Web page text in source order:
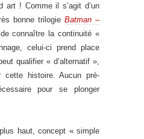
art ! Comme il s’agit d’un
bonne trilogie Batman –
connaître la continuité «
celui-ci prend place
qualifier « d’alternatif »,
cette histoire. Aucun pré-
pour se plonger
haut, concept « simple